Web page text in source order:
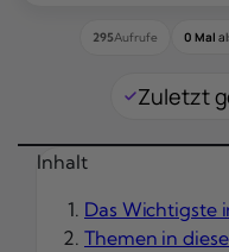
295Aufrufe 0 Mal
Zuletzt
Inhalt
Das Wichtigste
Themen in